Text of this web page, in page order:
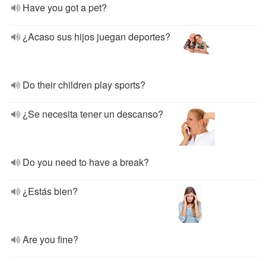
Have you got a pet?
¿Acaso sus hijos juegan deportes?
Do their children play sports?
¿Se necesita tener un descanso?
Do you need to have a break?
¿Estás bien?
Are you fine?